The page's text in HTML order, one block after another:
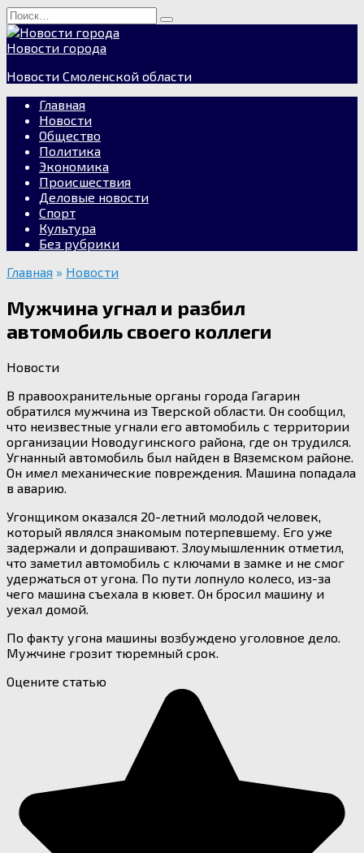
Перейти
к
содержанию
Search
for:
Новости города
Новости Смоленской области
Главная
Новости
Общество
Политика
Экономика
Происшествия
Деловые новости
Спорт
Культура
Без рубрики
Главная » Новости
Мужчина угнал и разбил
автомобиль своего коллеги
Новости
В правоохранительные органы города Гагарин
обратился мужчина из Тверской области. Он сообщил,
что неизвестные угнали его автомобиль с территории
организации Новодугинского района, где он трудился.
Угнанный автомобиль был найден в Вяземском районе.
Он имел механические повреждения. Машина попадала
в аварию.
Угонщиком оказался 20-летний молодой человек,
который являлся знакомым потерпевшему. Его уже
задержали и допрашивают. Злоумышленник отметил,
что заметил автомобиль с ключами в замке и не смог
удержаться от угона. По пути лопнуло колесо, из-за
чего машина съехала в кювет. Он бросил машину и
уехал домой.
По факту угона машины возбуждено уголовное дело.
Мужчине грозит тюремный срок.
Оцените статью